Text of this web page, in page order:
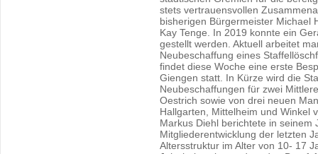
stets vertrauensvollen
bisherigen Bürgermeister Michael
Kay Tenge. In 2019 konnte ein
gestellt werden. Aktuell arbeitet
Neubeschaffung eines
findet diese Woche eine erste
Giengen statt. In Kürze wird die
Neubeschaffungen für zwei
Oestrich sowie von drei neuen
Hallgarten, Mittelheim und Winkel
Markus Diehl berichtete in seinem
Mitgliederentwicklung der letzten
Altersstruktur im Alter von 10- 17